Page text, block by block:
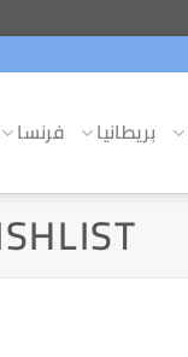
بريطانيا فرنسا